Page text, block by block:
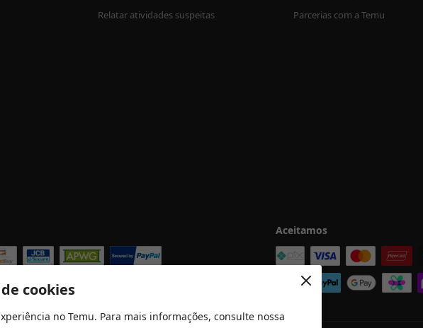
Relatar atividades suspeitas
Parcerias com a Temu
Aceitamos
cookies
no Temu. Para mais informações, consulte nossa